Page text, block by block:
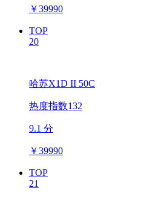
￥39990
TOP
20
哈苏X1D II 50C
热度指数132
9.1 分
￥39990
TOP
21